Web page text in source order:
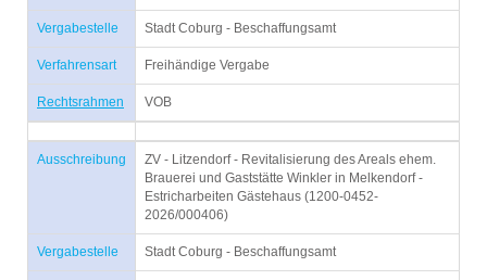
Vergabestelle Stadt Coburg - Beschaffungsamt
Verfahrensart Freihändige Vergabe
Rechtsrahmen VOB
Ausschreibung
ZV - Litzendorf - Revitalisierung des Areals ehem.
Brauerei und Gaststätte Winkler in Melkendorf -
Estricharbeiten Gästehaus (1200-0452-
2026/000406)
Vergabestelle Stadt Coburg - Beschaffungsamt